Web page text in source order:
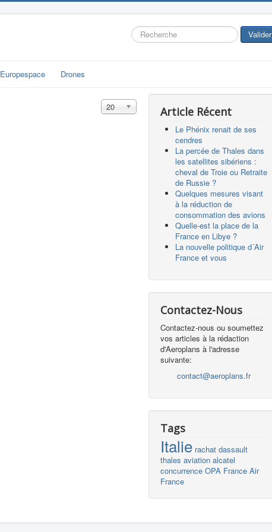
Rechercher Valider
Europespace Drones
Affichage #
20
Article Récent
Le Phénix renait de ses
cendres
La percée de Thales dans
les satellites sibériens :
cheval de Troie ou Retraite
de Russie ?
Quelques mesures visant
à la réduction de
consommation des avions
Quelle-est la place de la
France en Libye ?
La nouvelle politique d´Air
France et vous
Contactez-Nous
Contactez-nous ou soumettez
vos articles à la rédaction
d'Aeroplans à l'adresse
suivante:
contact@aeroplans.fr
Tags
Italie rachat dassault
thales aviation alcatel
concurrence OPA France Air
France